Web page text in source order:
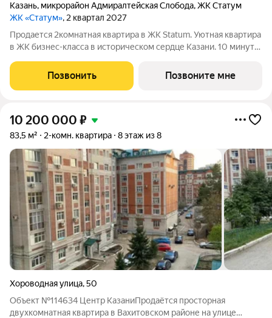
Казань, микрорайон Адмиралтейская Слобода,ЖК Статум
ЖК «Статум», 2 квартал 2027
Продается 2комнатная квартира в ЖК Statum. Уютная квартира
в ЖК бизнес-класса в историческом сердце Казани. 10 минут
Казанки. Рядом детские сады, школы и Зилантов монастырь.
Приватные зелёные
Позвонить Позвоните мне
10 200 000 ₽
83,5 м² 2-комн. квартира 8 этаж из 8
Хороводная улица,50
Объект №114634 Центр КазаниПродаётся просторная
двухкомнатная квартира в Вахитовском районе на улице